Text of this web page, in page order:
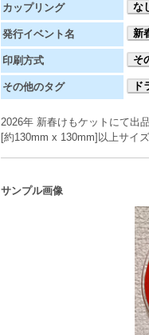
カップリング な
発行イベント名 新
印刷方式 そ
その他のタグ
2026年 新春けもケットにて出
[約130mm x 130mm]以上サイ
サンプル画像